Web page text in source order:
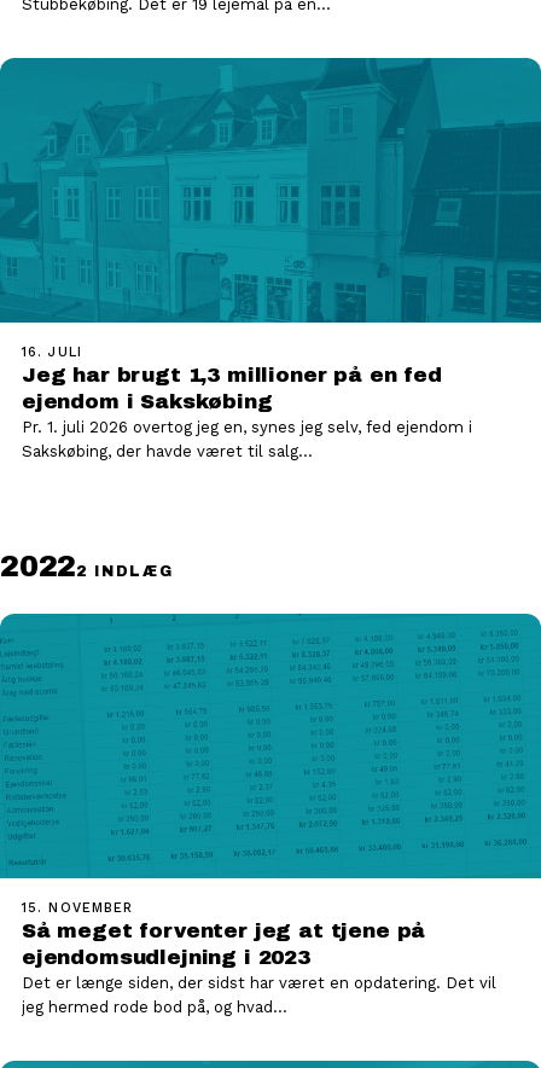
Stubbekøbing. Det er 19 lejemål på én…
16. JULI
Jeg har brugt 1,3 millioner på en fed
ejendom i Sakskøbing
Pr. 1. juli 2026 overtog jeg en, synes jeg selv, fed ejendom i
Sakskøbing, der havde været til salg…
20222 INDLÆG
15. NOVEMBER
Så meget forventer jeg at tjene på
ejendomsudlejning i 2023
Det er længe siden, der sidst har været en opdatering. Det vil
jeg hermed rode bod på, og hvad…